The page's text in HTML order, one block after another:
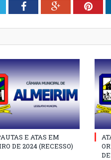
FacebookGoogle+
E ATAS EM
DE 2024 (RECESSO)